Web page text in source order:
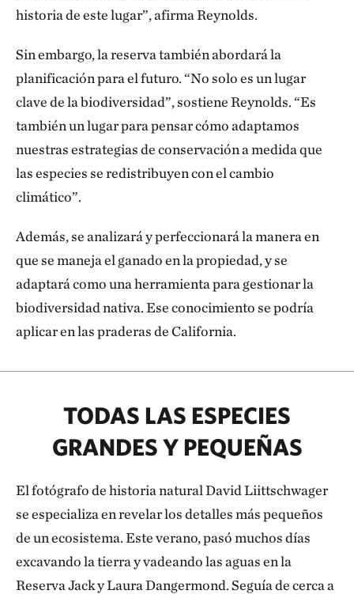
historia de este lugar”, afirma Reynolds.
Sin embargo, la reserva también abordará la
planificación para el futuro. “No solo es un lugar
clave de la biodiversidad”, sostiene Reynolds. “Es
también un lugar para pensar cómo adaptamos
nuestras estrategias de conservación a medida que
las especies se redistribuyen con el cambio
climático”.
Además, se analizará y perfeccionará la manera en
que se maneja el ganado en la propiedad, y se
adaptará como una herramienta para gestionar la
biodiversidad nativa. Ese conocimiento se podría
aplicar en las praderas de California.
TODAS LAS ESPECIES
GRANDES Y PEQUEÑAS
El fotógrafo de historia natural David Liittschwager
se especializa en revelar los detalles más pequeños
de un ecosistema. Este verano, pasó muchos días
excavando la tierra y vadeando las aguas en la
Reserva Jack y Laura Dangermond. Seguía de cerca a